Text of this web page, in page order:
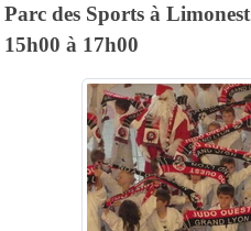
Parc des Sports à
15h00 à 17h00